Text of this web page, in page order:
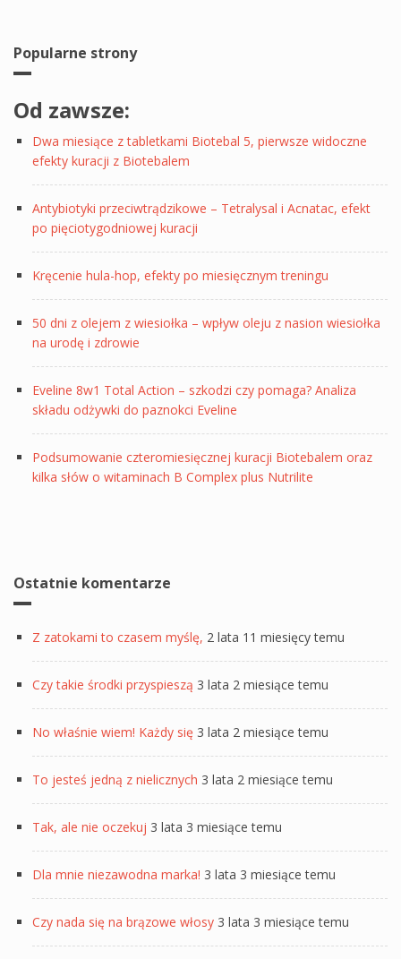
Popularne strony
Od zawsze:
Dwa miesiące z tabletkami Biotebal 5, pierwsze widoczne
efekty kuracji z Biotebalem
Antybiotyki przeciwtrądzikowe – Tetralysal i Acnatac, efekt
po pięciotygodniowej kuracji
Kręcenie hula-hop, efekty po miesięcznym treningu
50 dni z olejem z wiesiołka – wpływ oleju z nasion wiesiołka
na urodę i zdrowie
Eveline 8w1 Total Action – szkodzi czy pomaga? Analiza
składu odżywki do paznokci Eveline
Podsumowanie czteromiesięcznej kuracji Biotebalem oraz
kilka słów o witaminach B Complex plus Nutrilite
Ostatnie komentarze
Z zatokami to czasem myślę, 2 lata 11 miesięcy temu
Czy takie środki przyspieszą 3 lata 2 miesiące temu
No właśnie wiem! Każdy się 3 lata 2 miesiące temu
To jesteś jedną z nielicznych 3 lata 2 miesiące temu
Tak, ale nie oczekuj 3 lata 3 miesiące temu
Dla mnie niezawodna marka! 3 lata 3 miesiące temu
Czy nada się na brązowe włosy 3 lata 3 miesiące temu